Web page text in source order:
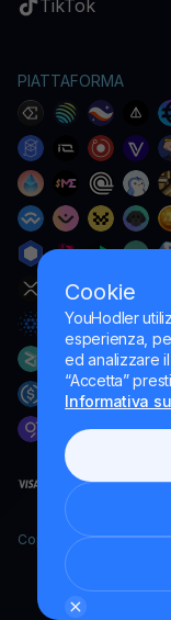
Cookie
YouHodler
esperienza,
ed analizzare
“Accetta”
Informativa
TikTok
PIATTAFORMA
Copyright YouHodler,